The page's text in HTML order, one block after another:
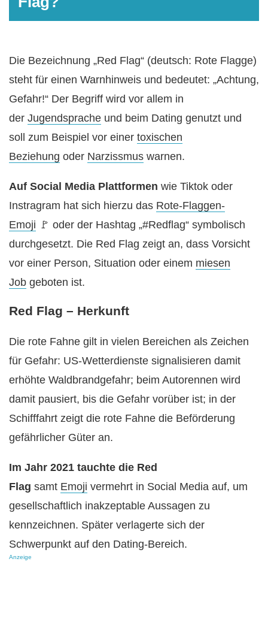
Die Bezeichnung „Red Flag“ (deutsch: Rote Flagge)
steht für einen Warnhinweis und bedeutet: „Achtung,
Gefahr!“ Der Begriff wird vor allem in
der Jugendsprache und beim Dating genutzt und
soll zum Beispiel vor einer toxischen
Beziehung oder Narzissmus warnen.
Auf Social Media Plattformen wie Tiktok oder
Instragram hat sich hierzu das Rote-Flaggen-
Emoji 🚩 oder der Hashtag „#Redflag“ symbolisch
durchgesetzt. Die Red Flag zeigt an, dass Vorsicht
vor einer Person, Situation oder einem miesen
Job geboten ist.
Red Flag – Herkunft
Die rote Fahne gilt in vielen Bereichen als Zeichen
für Gefahr: US-Wetterdienste signalisieren damit
erhöhte Waldbrandgefahr; beim Autorennen wird
damit pausiert, bis die Gefahr vorüber ist; in der
Schifffahrt zeigt die rote Fahne die Beförderung
gefährlicher Güter an.
Im Jahr 2021 tauchte die Red
Flag samt Emoji vermehrt in Social Media auf, um
gesellschaftlich inakzeptable Aussagen zu
kennzeichnen. Später verlagerte sich der
Schwerpunkt auf den Dating-Bereich.
Anzeige